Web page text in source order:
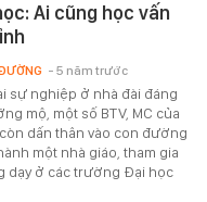
Ai cũng học vấn
sự nghiệp ở nhà đài đáng
mộ, một số BTV, MC của
dấn thân vào con đường
một nhà giáo, tham gia
dạy ở các trường Đại học
- 5 năm trước